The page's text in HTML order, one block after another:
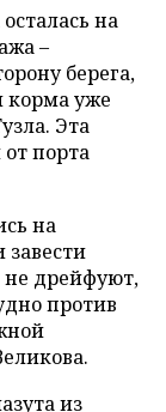
на
–
берега,
корма уже
Эта
порта
на
не дрейфуют,
против
из